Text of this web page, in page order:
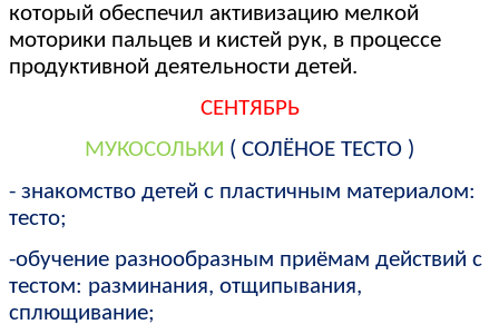
который обеспечил активизацию мелкой
моторики пальцев и кистей рук, в процессе
продуктивной деятельности детей.
СЕНТЯБРЬ
МУКОСОЛЬКИ ( СОЛЁНОЕ ТЕСТО )
- знакомство детей с пластичным материалом:
тесто;
-обучение разнообразным приёмам действий с
тестом: разминания, отщипывания,
сплющивание;